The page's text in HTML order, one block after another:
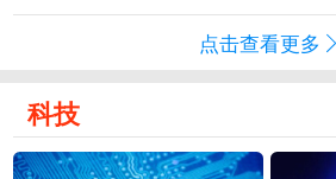
点击查看更多
科技